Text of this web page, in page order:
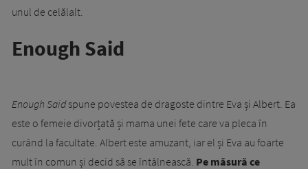
unul de celălalt.
Enough Said
Enough Saidspune povestea de dragoste dintre Eva și Albert. Ea
este o femeie divorțată și mama unei fete care va pleca în
curând la facultate. Albert este amuzant, iar el și Eva au foarte
mult în comun și decid să se întâlnească. Pe măsură ce